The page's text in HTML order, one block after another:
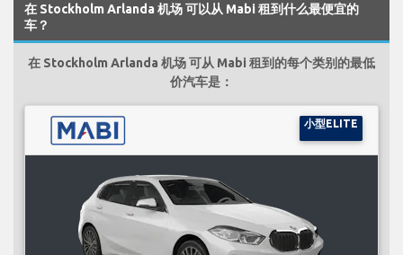
在 Stockholm Arlanda 机场 可以从 Mabi 租到什么最便宜的
车？
在 Stockholm Arlanda 机场 可从 Mabi 租到的每个类别的最低
价汽车是：
小型ELITE